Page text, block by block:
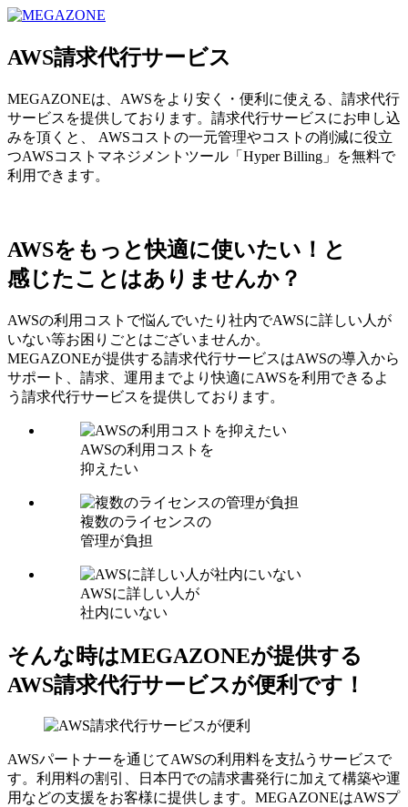
AWS請求代行サービス
MEGAZONEは、AWSをより安く・便利に使える、請求代行
サービスを提供しております。請求代行サービスにお申し込
みを頂くと、 AWSコストの一元管理やコストの削減に役立
つAWSコストマネジメントツール「Hyper Billing」を無料で
利用できます。
AWSをもっと快適に使いたい！と
感じたことはありませんか？
AWSの利用コストで悩んでいたり社内でAWSに詳しい人が
いない等お困りごとはございませんか。
MEGAZONEが提供する請求代行サービスはAWSの導入から
サポート、請求、運用までより快適にAWSを利用できるよ
う請求代行サービスを提供しております。
AWSの利用コストを
抑えたい
複数のライセンスの
管理が負担
AWSに詳しい人が
社内にいない
そんな時はMEGAZONEが提供する
AWS請求代行サービスが便利です！
AWSパートナーを通じてAWSの利用料を支払うサービスで
す。利用料の割引、日本円での請求書発行に加えて構築や運
用などの支援をお客様に提供します。MEGAZONEはAWSプ